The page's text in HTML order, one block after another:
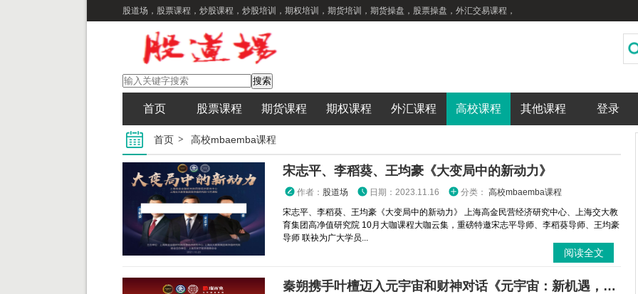
股道场，股票课程，炒股课程，炒股培训，期权培训，期货培训，期货操盘，股票操盘，外汇交易课程，
首页 股票课程 期货课程 期权课程 外汇课程 高校课程 其他课程 登录
首页 高校mbaemba课程
宋志平、李稻葵、王均豪《大变局中的新动力》
作者： 股道场 日期：2023.11.16 分类： 高校mbaemba课程
宋志平、李稻葵、王均豪《大变局中的新动力》 上海高金民营经济研究中心、上海交大教
育集团高净值研究院 10月大咖课程大咖云集，重磅特邀宋志平导师、李稻葵导师、王均豪
导师 联袂为广大学员...
阅读全文
秦朔携手叶檀迈入元宇宙和财神对话《元宇宙：新机遇，新财富》